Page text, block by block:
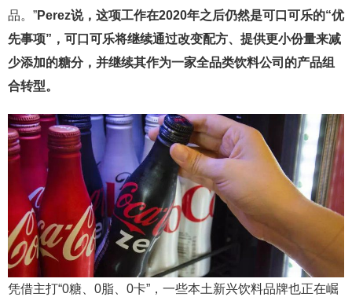
品。”Perez说，这项工作在2020年之后仍然是可口可乐的“优
先事项”，可口可乐将继续通过改变配方、提供更小份量来减
少添加的糖分，并继续其作为一家全品类饮料公司的产品组
合转型。
凭借主打“0糖、0脂、0卡”，一些本土新兴饮料品牌也正在崛